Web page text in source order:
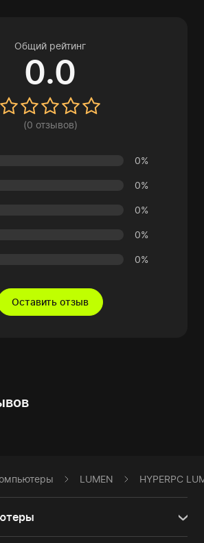
Общий рейтинг
0.0
(0 отзывов)
0%
0%
0%
0%
0%
Оставить отзыв
LUMEN HYPERPC